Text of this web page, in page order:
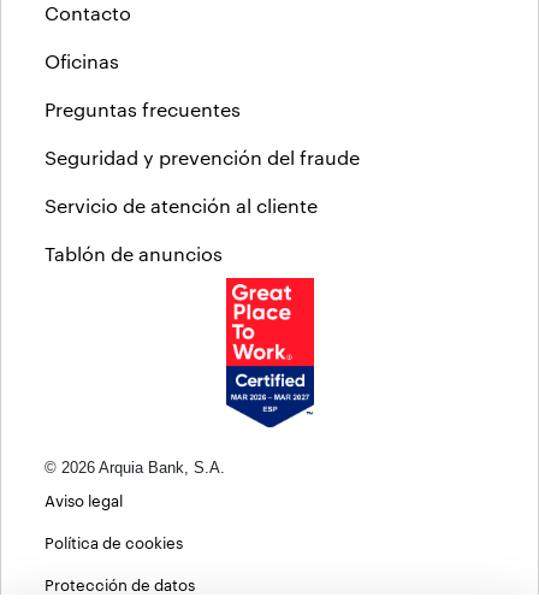
Contacto
Oficinas
Preguntas frecuentes
Seguridad y prevención del fraude
Servicio de atención al cliente
Tablón de anuncios
© 2026 Arquia Bank, S.A.
Aviso legal
Política de cookies
Protección de datos